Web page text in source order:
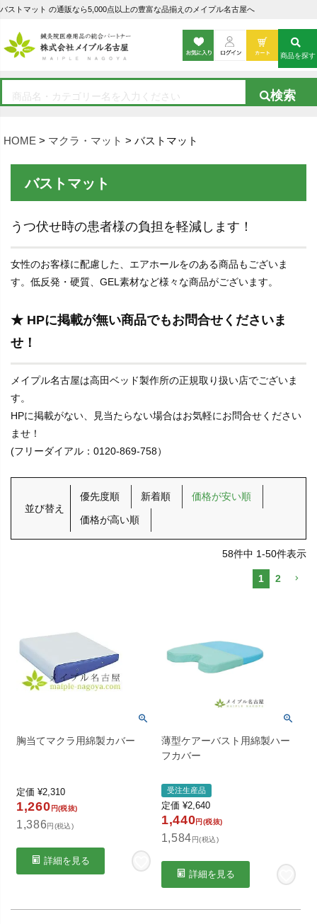
バストマット の通販なら5,000点以上の豊富な品揃えのメイプル名古屋へ
HOME マクラ・マット バストマット
商品を探す
バストマット
うつ伏せ時の患者様の負担を軽減します！
女性のお客様に配慮した、エアホールをのある商品もございま
す。低反発・硬質、GEL素材など様々な商品がございます。
★ HPに掲載が無い商品でもお問合せくださいま
せ！
メイプル名古屋は高田ベッド製作所の正規取り扱い店でございま
す。
HPに掲載がない、見当たらない場合はお気軽にお問合せください
ませ！
(フリーダイアル：0120-869-758）
並び替え
優先度順 新着順 価格が安い順
価格が高い順
58件中 1-50件表示
1 2
胸当てマクラ用綿製カバー
定価 ¥2,310
1,260 円(税抜)
1,386円(税込)
詳細を見る
薄型ケアーバスト用綿製ハー
フカバー
受注生産品
定価 ¥2,640
1,440円(税抜)
1,584円(税込)
詳細を見る